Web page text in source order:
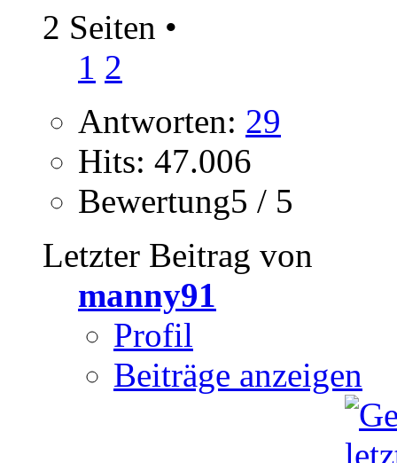
2 Seiten •
1 2
Antworten: 29
Hits: 47.006
Bewertung5 / 5
Letzter Beitrag von
manny91
Profil
Beiträge anzeigen